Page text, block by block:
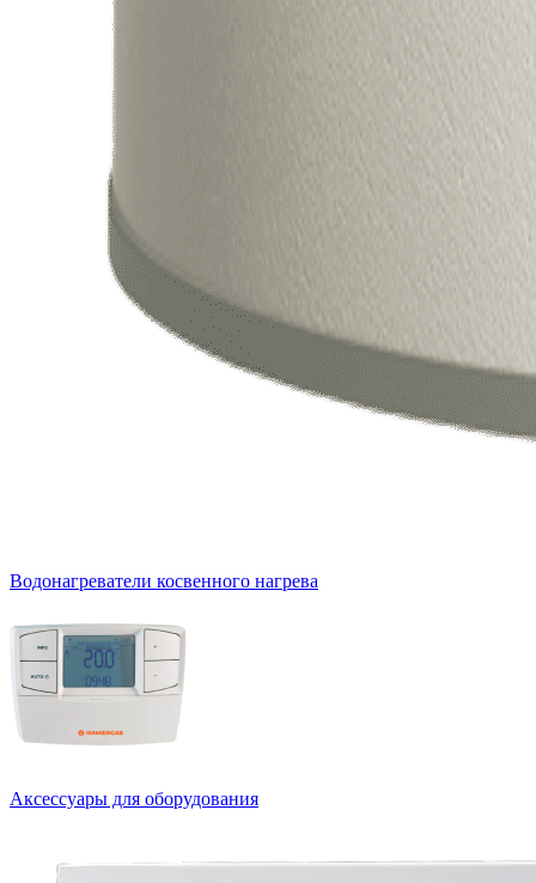
Водонагреватели косвенного нагрева
Аксессуары для оборудования